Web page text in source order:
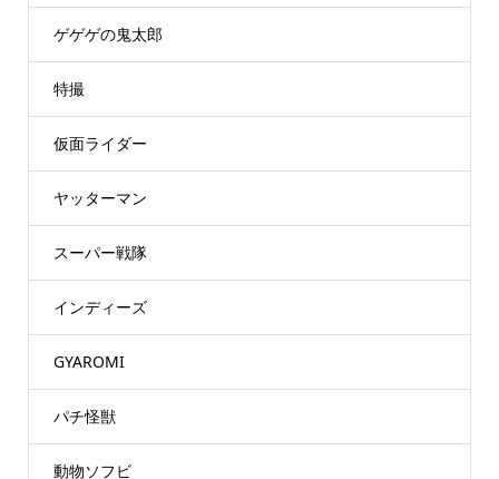
ゲゲゲの鬼太郎
特撮
仮面ライダー
ヤッターマン
スーパー戦隊
インディーズ
GYAROMI
パチ怪獣
動物ソフビ